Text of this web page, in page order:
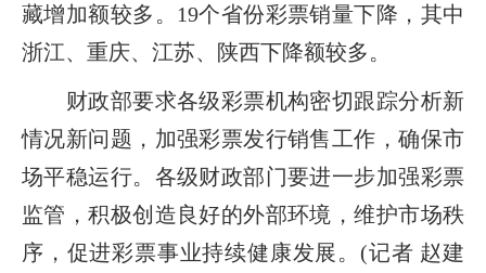
藏增加额较多。19个省份彩票销量下降，其中
浙江、重庆、江苏、陕西下降额较多。
财政部要求各级彩票机构密切跟踪分析新
情况新问题，加强彩票发行销售工作，确保市
场平稳运行。各级财政部门要进一步加强彩票
监管，积极创造良好的外部环境，维护市场秩
序，促进彩票事业持续健康发展。(记者 赵建